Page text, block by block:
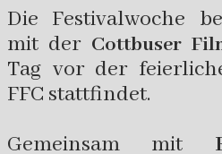
Die Festivalwoche
mit der Cottbuser
Tag vor der
FFC stattfindet.
Gemeinsam mit